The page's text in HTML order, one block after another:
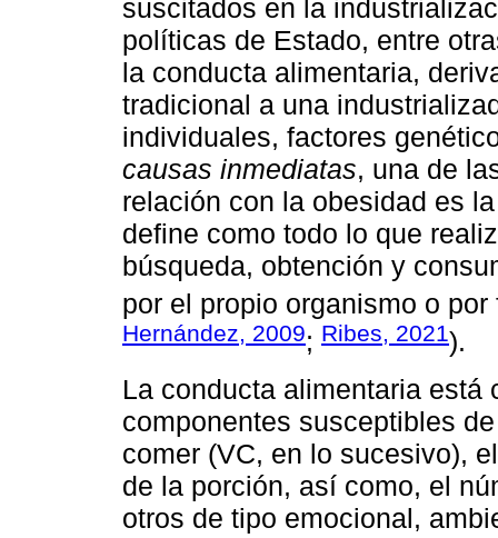
suscitados en la
políticas de Estado, entre
la conducta alimentaria,
tradicional a una
individuales, factores
causas inmediatas, una de
relación con la obesidad es
define como todo lo que
búsqueda, obtención y
por el propio organismo o
Hernández, 2009; Ribes, 2021).
La conducta alimentaria está
componentes susceptibles
comer (VC, en lo sucesivo),
de la porción, así como, el
otros de tipo emocional,